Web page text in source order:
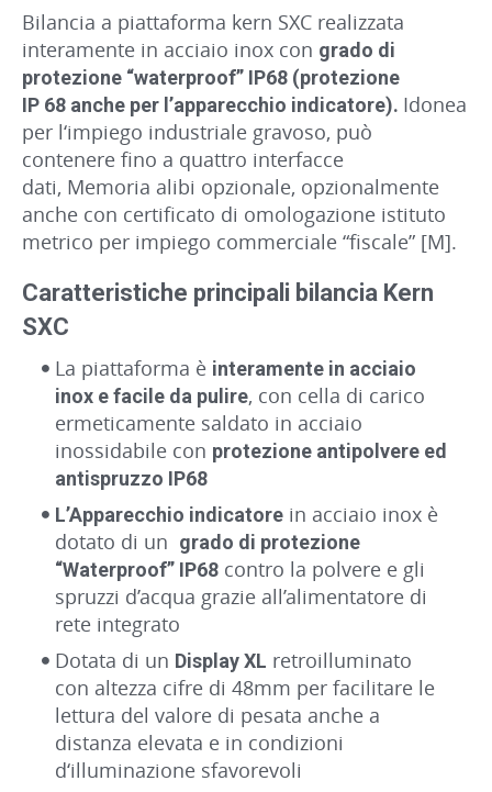
Bilancia a piattaforma kern SXC realizzata
interamente in acciaio inox con grado di
protezione “waterproof” IP68 (protezione
IP 68 anche per l’apparecchio indicatore). Idonea
per l‘impiego industriale gravoso, può
contenere fino a quattro interfacce
dati, Memoria alibi opzionale, opzionalmente
anche con certificato di omologazione istituto
metrico per impiego commerciale “fiscale” [M].
Caratteristiche principali bilancia Kern
SXC
La piattaforma è interamente in acciaio
inox e facile da pulire, con cella di carico
ermeticamente saldato in acciaio
inossidabile con protezione antipolvere ed
antispruzzo IP68
L’Apparecchio indicatore in acciaio inox è
dotato di un grado di protezione
“Waterproof” IP68 contro la polvere e gli
spruzzi d’acqua grazie all’alimentatore di
rete integrato
Dotata di un Display XL retroilluminato
con altezza cifre di 48mm per facilitare le
lettura del valore di pesata anche a
distanza elevata e in condizioni
d‘illuminazione sfavorevoli